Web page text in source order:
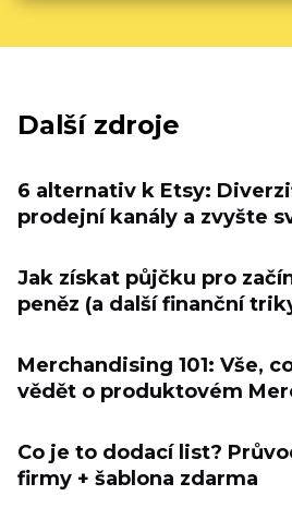
Další zdroje
6 alternativ k Etsy:
prodejní kanály a zvyšte
Jak získat půjčku pro
peněz (a další finanční
Merchandising 101: Vše,
vědět o produktovém
Co je to dodací list?
firmy + šablona zdarma